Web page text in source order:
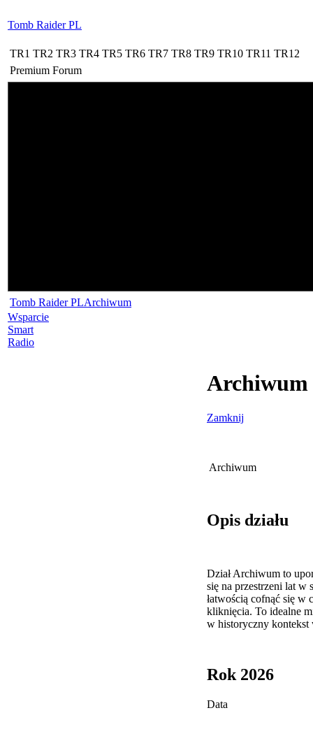
Tomb Raider PL
TR1 TR2 TR3 TR4 TR5 TR6 TR7 TR8 TR9 TR10 TR11 TR12
Premium Forum
Tomb Raider PLArchiwum
Wsparcie
Smart
Radio
Archiwum
Zamknij
Archiwum
Opis działu
Dział Archiwum to
się na przestrzeni lat
łatwością cofnąć się w
kliknięcia. To idealne
w historyczny kontekst
Rok 2026
Data